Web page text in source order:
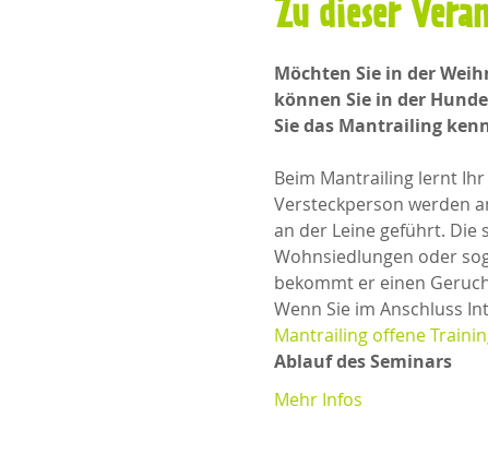
Zu dieser
Möchten Sie in der
können Sie in der
Sie das Mantrailing
Beim Mantrailing lernt
Versteckperson werden
an der Leine geführt. Die
Wohnsiedlungen oder
bekommt er einen
Wenn Sie im Anschluss
Mantrailing offene
Ablauf des Seminars
Mehr Infos